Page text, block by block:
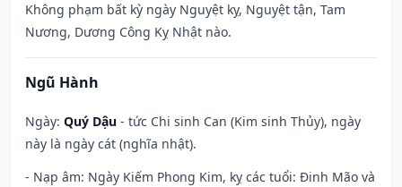
Không phạm bất kỳ ngày Nguyệt kỵ, Nguyệt tận, Tam
Nương, Dương Công Kỵ Nhật nào.
Ngũ Hành
Ngày: Quý Dậu - tức Chi sinh Can (Kim sinh Thủy), ngày
này là ngày cát (nghĩa nhật).
- Nạp âm: Ngày Kiếm Phong Kim, kỵ các tuổi: Đinh Mão và